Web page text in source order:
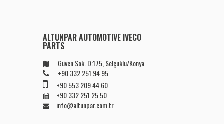
ALTUNPAR AUTOMOTIVE IVECO
PARTS
Güven Sok. D:175, Selçuklu/Konya
+90 332 251 94 95
+90 553 209 44 60
+90 332 251 25 50
info@altunpar.com.tr